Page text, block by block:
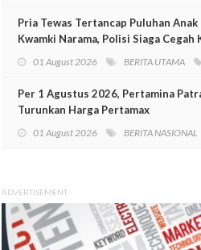
Pria Tewas Tertancap Puluhan Anak
Kwamki Narama, Polisi Siaga Cegah
01 August 2026 BERITA UTAMA
Per 1 Agustus 2026, Pertamina
Turunkan Harga Pertamax
01 August 2026 BERITA NASIONAL
ADVERTISEMENT